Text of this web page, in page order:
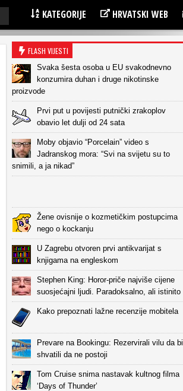
KATEGORIJE HRVATSKI WEB
FLASH VIJESTI
Svaka šesta osoba u EU svakodnevno
konzumira duhan i druge nikotinske
proizvode
Prvi put u povijesti putnički zrakoplov
obavio let dulji od 24 sata
Moby objavio “Porcelain” video s
Jadranskog mora: “Svi na svijetu su to
snimili, a ja nikad”
Žene ovisnije o kozmetičkim postupcima
nego o kockanju
U Zagrebu otvoren prvi antikvarijat s
knjigama na engleskom
Stephen King: Horor-priče najviše cijene
suosjećajni ljudi. Paradoksalno, ali istinito
Kako prepoznati lažne recenzije mobitela
Prevare na Bookingu: Rezervirali vilu da bi
shvatili da ne postoji
Tom Cruise snima nastavak kultnog filma
‘Days of Thunder’